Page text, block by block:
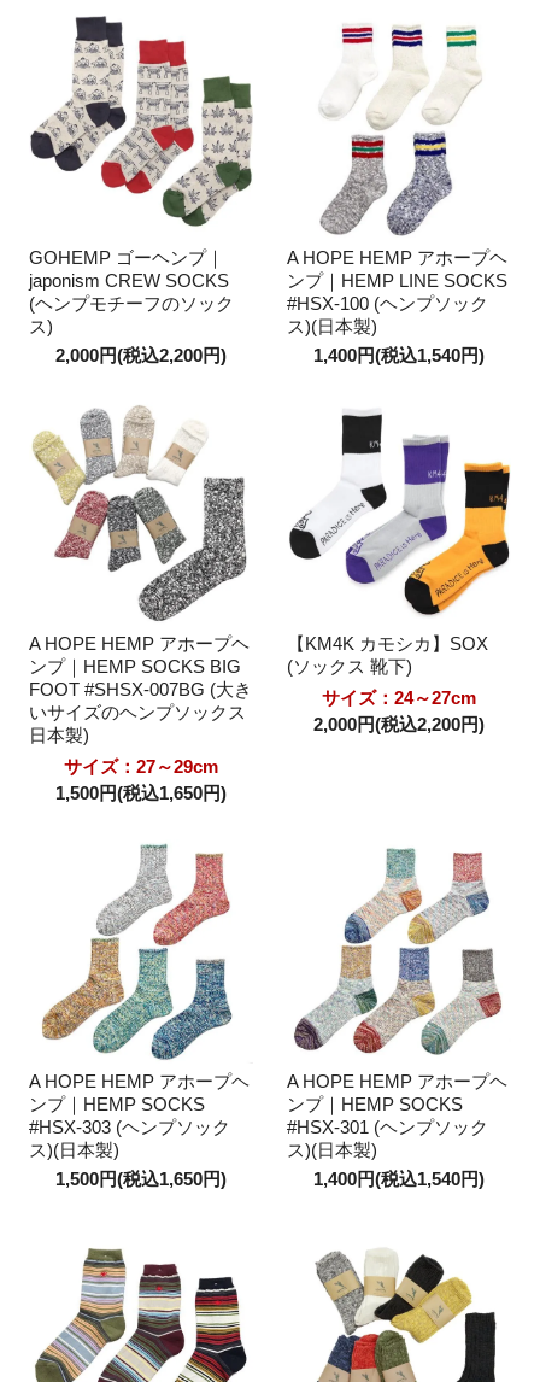
GOHEMP ゴーヘンプ｜
japonism CREW SOCKS
(ヘンプモチーフのソック
ス)
2,000円(税込2,200円)
A HOPE HEMP アホープヘ
ンプ｜HEMP LINE SOCKS
#HSX-100 (ヘンプソック
ス)(日本製)
1,400円(税込1,540円)
A HOPE HEMP アホープヘ
ンプ｜HEMP SOCKS BIG
FOOT #SHSX-007BG (大き
いサイズのヘンプソックス
日本製)
サイズ：27～29cm
1,500円(税込1,650円)
【KM4K カモシカ】SOX
(ソックス 靴下)
サイズ：24～27cm
2,000円(税込2,200円)
A HOPE HEMP アホープヘ
ンプ｜HEMP SOCKS
#HSX-303 (ヘンプソック
ス)(日本製)
1,500円(税込1,650円)
A HOPE HEMP アホープヘ
ンプ｜HEMP SOCKS
#HSX-301 (ヘンプソック
ス)(日本製)
1,400円(税込1,540円)